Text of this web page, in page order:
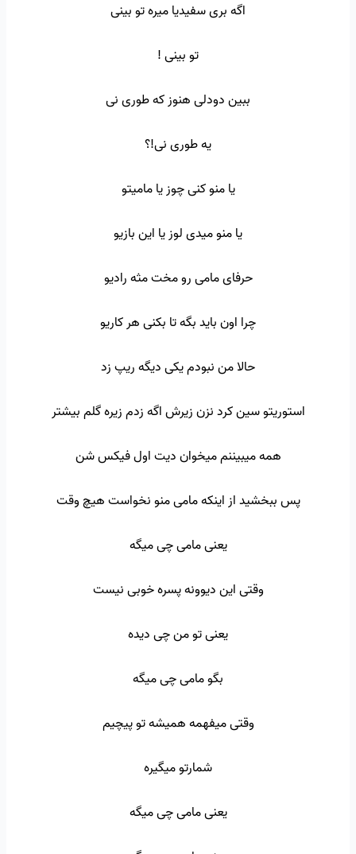
اگه بری سفیدیا میره تو بینی
تو بینی !
ببین دودلی هنوز که طوری نی
یه طوری نی!؟
یا منو کنی چوز یا مامیتو
یا منو میدی لوز یا این بازیو
حرفای مامی رو مخت مثه رادیو
چرا اون باید بگه تا بکنی هر کاریو
حالا من نبودم یکی دیگه ریپ زد
استوریتو سین کرد نزن زیرش اگه زدم زیره گلم بیشتر
همه میبیننم میخوان دیت اول فیکس شن
پس ببخشید از اینکه مامی منو نخواست هیچ وقت
یعنی مامی چی میگه
وقتی این دیوونه پسره خوبی نیست
یعنی تو من چی دیده
بگو مامی چی میگه
وقتی میفهمه همیشه تو پیچیم
شمارتو میگیره
یعنی مامی چی میگه